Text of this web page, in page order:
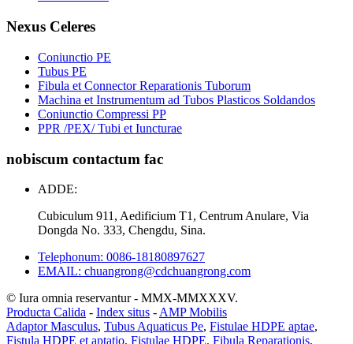
Nexus Celeres
Coniunctio PE
Tubus PE
Fibula et Connector Reparationis Tuborum
Machina et Instrumentum ad Tubos Plasticos Soldandos
Coniunctio Compressi PP
PPR /PEX/ Tubi et Iuncturae
nobiscum contactum fac
ADDE:
Cubiculum 911, Aedificium T1, Centrum Anulare, Via
Dongda No. 333, Chengdu, Sina.
Telephonum: 0086-18180897627
EMAIL: chuangrong@cdchuangrong.com
© Iura omnia reservantur - MMX-MMXXXV.
Producta Calida - Index situs - AMP Mobilis
Adaptor Masculus, Tubus Aquaticus Pe, Fistulae HDPE aptae,
Fistula HDPE et aptatio, Fistulae HDPE, Fibula Reparationis,